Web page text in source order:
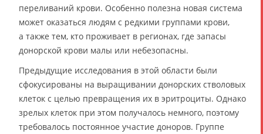
переливаний крови. Особенно полезна новая система
может оказаться людям с редкими группами крови,
а также тем, кто проживает в регионах, где запасы
донорской крови малы или небезопасны.
Предыдущие исследования в этой области были
сфокусированы на выращивании донорских стволовых
клеток с целью превращения их в эритроциты. Однако
зрелых клеток при этом получалось немного, поэтому
требовалось постоянное участие доноров. Группе